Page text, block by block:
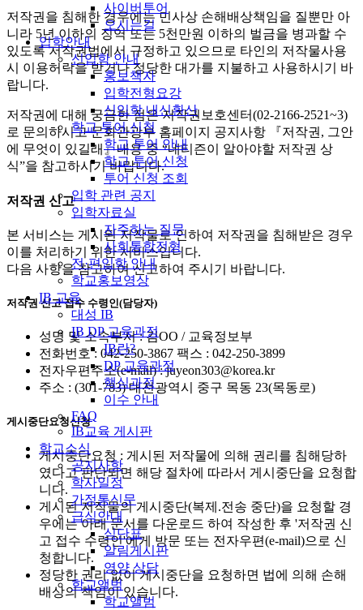
사이버투어
오시는길
입학안내
신입학 안내
홍보책자
입학전형요강
신입학 내신환산
학교 투어 신청
학교 투어 안내
학교 투어 신청
투어 신청 조회
입학 관련 공지
입학자료실
자주하는 질문
사회통합전형
전·편입학 안내
학교홍보영상
IB 교육
대성 IB
IB DP 교육과정
IB란?
DP 교육과정
핵심과정
이수 안내
FAQ
IB교육 게시판
학교소식
공지사항
학사일정
가정통신문
급식안내
식단표
알림게시판
영양 상담
학교앨범
학교앨범
저작권을 침해한 경우에는 민사상 손해배상책임을 질뿐만 아
니라 5년 이하의 징역 또는 5천만원 이하의 벌금을 병과할 수
있도록 저작권법에서 규정하고 있으므로 타인의 저작물사용
시 이용허락을 받거나 정당한 대가를 지불하고 사용하시기 바
랍니다.
저작권에 대해 궁금한 점은 저작권보호센터(02-2166-2521~3)
로 문의하시고 문화관광부 홈페이지 공지사항 『저작권, 그안
에 무엇이 있길래』내용 중 “네티즌이 알아야할 저작권 상
식”을 참고하시기 바랍니다.
저작권 신고
본 서비스는 게시된 저작물로 인하여 저작권을 침해받은 경우
이를 처리하기 위한 서비스입니다.
다음 사항을 참고하여 신고하여 주시기 바랍니다.
저작권 신고 접수 수령인(담당자)
성명 및 소속부서 : 김OO / 교육정보부
전화번호 : 042-250-3867 팩스 : 042-250-3899
전자우편주소(e-mail) : juyeon303@korea.kr
주소 : (301-783) 대전광역시 중구 목동 23(목동로)
게시중단요청신청
게시중단요청 : 게시된 저작물에 의해 권리를 침해당하
였다고 판단되면 해당 절차에 따라서 게시중단을 요청합
니다.
게시된 저작물의 게시중단(복제.전송 중단)을 요청할 경
우에는 아래 문서를 다운로드 하여 작성한 후 '저작권 신
고 접수 수령인'에게 방문 또는 전자우편(e-mail)으로 신
청합니다.
정당한 권리 없이 게시중단을 요청하면 법에 의해 손해
배상의 책임이 있습니다.